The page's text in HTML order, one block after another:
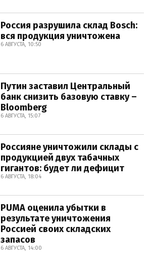
Россия разрушила склад Bosch:
вся продукция уничтожена
6 АВГУСТА, 10:50
Путин заставил Центральный
банк снизить базовую ставку –
Bloomberg
6 АВГУСТА, 15:07
Россияне уничтожили склады с
продукцией двух табачных
гигантов: будет ли дефицит
6 АВГУСТА, 18:04
PUMA оценила убытки в
результате уничтожения
Россией своих складских
запасов
6 АВГУСТА, 14:00